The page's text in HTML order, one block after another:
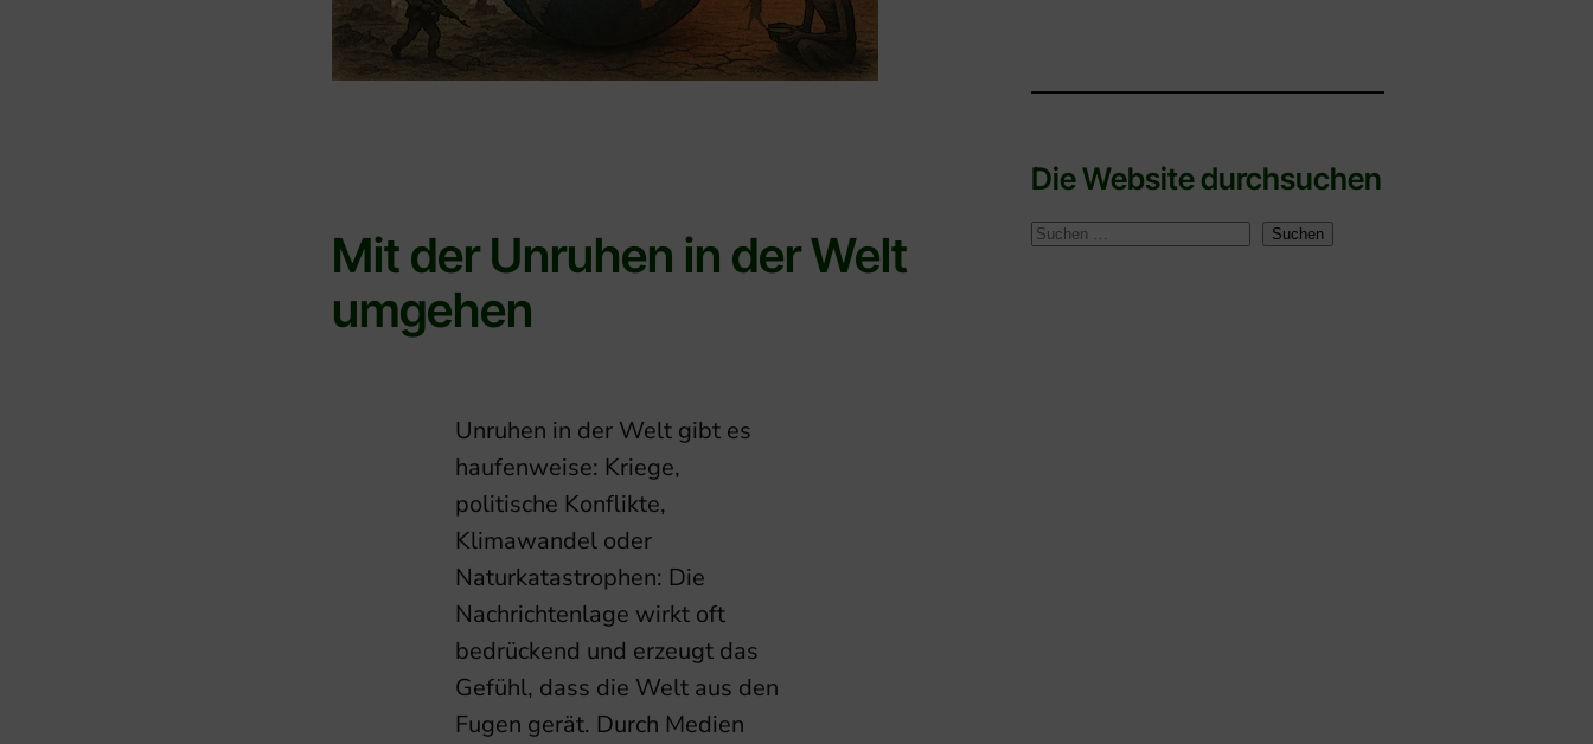
Mit der Unruhen in der Welt
umgehen
Unruhen in der Welt gibt es
haufenweise: Kriege,
politische Konflikte,
Klimawandel oder
Naturkatastrophen: Die
Nachrichtenlage wirkt oft
bedrückend und erzeugt das
Gefühl, dass die Welt aus den
Fugen gerät. Durch Medien
Die Website durchsuchen
S
Suchen